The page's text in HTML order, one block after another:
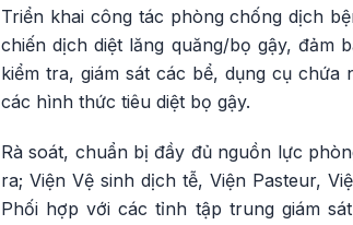
Triển khai công tác phòng chống dịch
chiến dịch diệt lăng quăng/bọ gậy, đảm
kiểm tra, giám sát các bể, dụng cụ
các hình thức tiêu diệt bọ gậy.
Rà soát, chuẩn bị đầy đủ nguồn lực
ra; Viện Vệ sinh dịch tễ, Viện Pasteur,
Phối hợp với các tỉnh tập trung giám